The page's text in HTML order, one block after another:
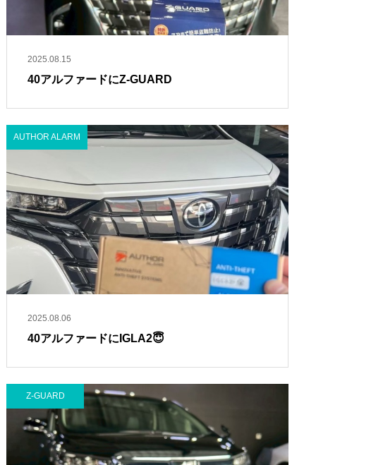
2025.08.15
40アルファードにZ-GUARD
2025.08.06
40アルファードにIGLA2😇
AUTHOR ALARM
Z-GUARD